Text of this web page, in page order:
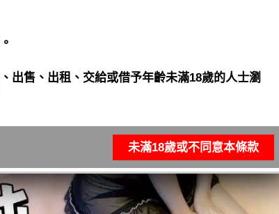
出售、出租、交給或借予年齡未滿18歲的人士瀏
未滿18歲或不同意本條款